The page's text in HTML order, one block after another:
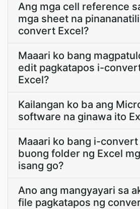
Ang mga cell reference
mga sheet na
convert Excel?
Maaari ko bang
edit pagkatapos i-
Excel?
Kailangan ko ba ang
software na ginawa ito
Maaari ko bang i-convert
buong folder ng Excel
isang go?
Ano ang mangyayari sa
file pagkatapos ng